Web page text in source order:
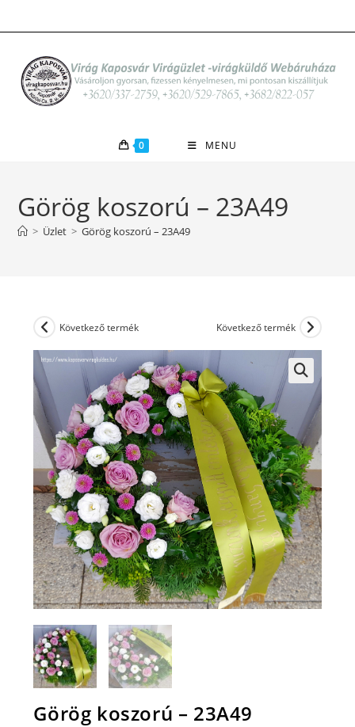
to
0 MENU
Görög koszorú – 23A49
> Üzlet > Görög koszorú – 23A49
Következő termék Következő termék
Görög koszorú – 23A49